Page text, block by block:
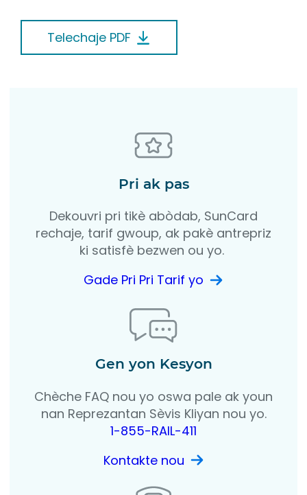
Telechaje PDF
Pri ak pas
Dekouvri pri tikè abòdab, SunCard
rechaje, tarif gwoup, ak pakè antrepriz
ki satisfè bezwen ou yo.
Gade Pri Pri Tarif yo
Gen yon Kesyon
Chèche FAQ nou yo oswa pale ak youn
nan Reprezantan Sèvis Kliyan nou yo.
1-855-RAIL-411
Kontakte nou